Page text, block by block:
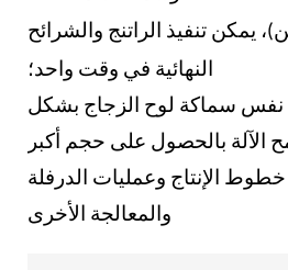
يمكن تنفيذ الراتنج والشرائح
نفس سماكة لوح الزجاج بشكل
الآلة بالحصول على حجم أكبر
الإنتاج وعمليات الدرفلة